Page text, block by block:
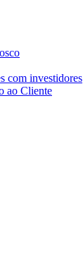
com investidores
ao Cliente